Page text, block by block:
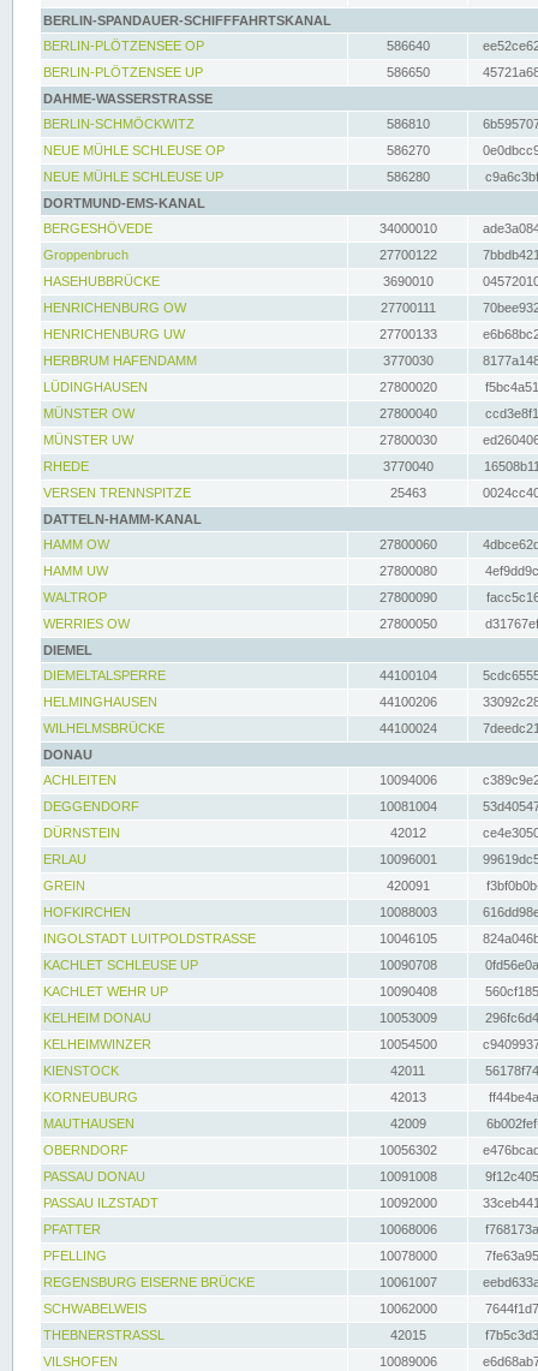
BERLIN-SPANDAUER-SCHIFFFAHRTSKANAL
BERLIN-PLÖTZENSEE OP
586640
BERLIN-PLÖTZENSEE UP
586650
DAHME-WASSERSTRASSE
BERLIN-SCHMÖCKWITZ
586810
NEUE MÜHLE SCHLEUSE OP
586270
NEUE MÜHLE SCHLEUSE UP
586280
DORTMUND-EMS-KANAL
BERGESHÖVEDE
34000010
Groppenbruch
27700122
HASEHUBBRÜCKE
3690010
HENRICHENBURG OW
27700111
HENRICHENBURG UW
27700133
HERBRUM HAFENDAMM
3770030
LÜDINGHAUSEN
27800020
MÜNSTER OW
27800040
MÜNSTER UW
27800030
RHEDE
3770040
VERSEN TRENNSPITZE
25463
DATTELN-HAMM-KANAL
HAMM OW
27800060
HAMM UW
27800080
WALTROP
27800090
WERRIES OW
27800050
DIEMEL
DIEMELTALSPERRE
44100104
HELMINGHAUSEN
44100206
WILHELMSBRÜCKE
44100024
DONAU
ACHLEITEN
10094006
DEGGENDORF
10081004
DÜRNSTEIN
42012
ERLAU
10096001
GREIN
420091
HOFKIRCHEN
10088003
INGOLSTADT LUITPOLDSTRASSE
10046105
KACHLET SCHLEUSE UP
10090708
KACHLET WEHR UP
10090408
KELHEIM DONAU
10053009
KELHEIMWINZER
10054500
KIENSTOCK
42011
KORNEUBURG
42013
MAUTHAUSEN
42009
OBERNDORF
10056302
PASSAU DONAU
10091008
PASSAU ILZSTADT
10092000
PFATTER
10068006
PFELLING
10078000
REGENSBURG EISERNE BRÜCKE
10061007
SCHWABELWEIS
10062000
THEBNERSTRASSL
42015
VILSHOFEN
10089006